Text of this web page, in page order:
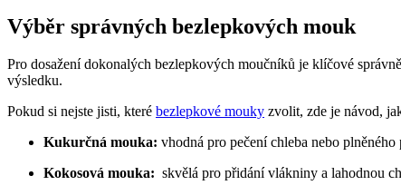
Výběr správných⁤ bezlepkových⁣ mouk
Pro dosažení⁢ dokonalých​ bezlepkových moučníků je klíčové⁤
výsledku.
Pokud‌ si nejste ⁣jisti, které bezlepkové mouky zvolit, ⁤zde ‌je návod,
Kukurčná mouka: vhodná pro pečení chleba nebo plněného
Kokosová ⁣mouka:
skvělá ⁤pro přidání vlákniny a lahodnou